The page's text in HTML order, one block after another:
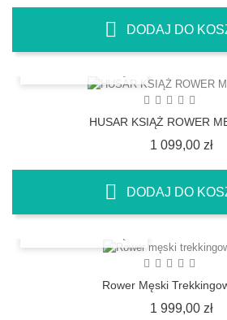
DODAJ DO
HUSAR KSIĄŻ ROWER
1 099,00 zł
DODAJ DO
Rower Męski
1 999,00 zł